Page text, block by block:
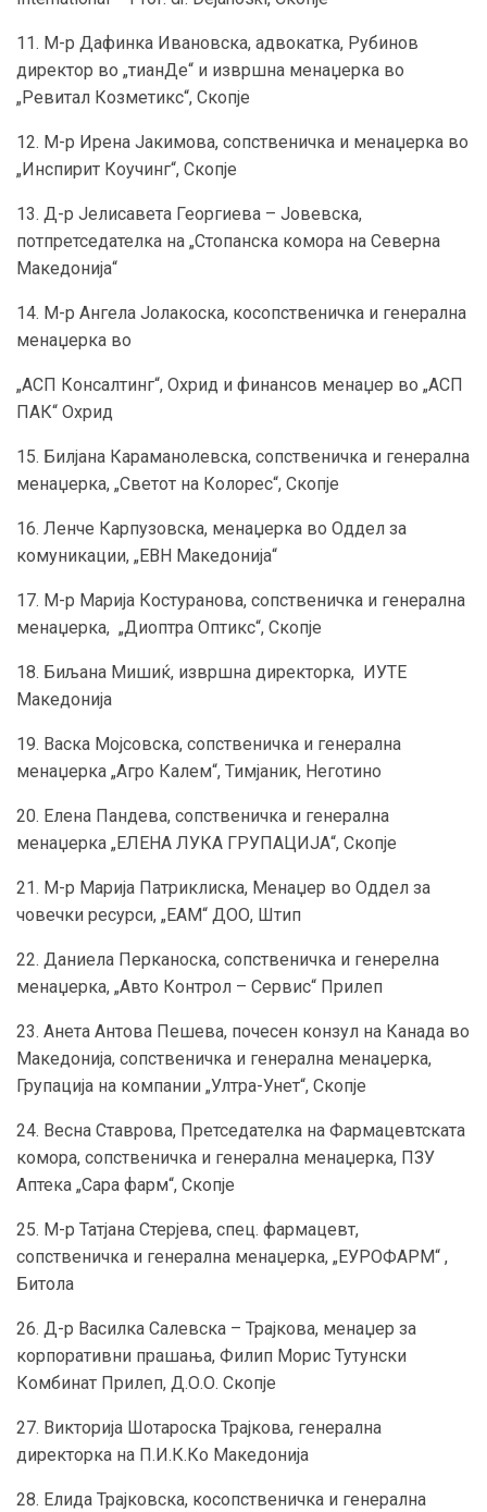
11. М-р Дафинка Ивановска, адвокатка, Рубинов
директор во „тианДе“ и извршна менаџерка во
„Ревитал Козметикс“, Скопје
12. М-р Ирена Јакимова, сопственичка и менаџерка во
„Инспирит Коучинг“, Скопје
13. Д-р Јелисавета Георгиева – Јовевска,
потпретседателка на „Стопанска комора на Северна
Македонија“
14. М-р Ангела Јолакоска, косопственичка и генерална
менаџерка во
„АСП Консалтинг“, Охрид и финансов менаџер во „АСП
ПАК“ Охрид
15. Билјана Караманолевска, сопственичка и генерална
менаџерка, „Светот на Колорес“, Скопје
16. Ленче Карпузовска, менаџерка во Оддел за
комуникации, „ЕВН Македонија“
17. М-р Марија Костуранова, сопственичка и генерална
менаџерка, „Диоптра Оптикс“, Скопје
18. Биљана Мишиќ, извршна директорка, ИУТЕ
Македонија
19. Васка Мојсовска, сопственичка и генерална
менаџерка „Агро Калем“, Тимјаник, Неготино
20. Елена Пандева, сопственичка и генерална
менаџерка „ЕЛЕНА ЛУКА ГРУПAЦИЈА“, Скопје
21. М-р Марија Патриклиска, Менаџер во Оддел за
човечки ресурси, „ЕАМ“ ДОО, Штип
22. Даниела Перканоска, сопственичка и генерелна
менаџерка, „Авто Контрол – Сервис“ Прилеп
23. Анета Антова Пешева, почесен конзул на Канада во
Македонија, сопственичка и генерална менаџерка,
Групација на компании „Ултра-Унет“, Скопје
24. Весна Ставрова, Претседателка на Фармацевтската
комора, сопственичка и генерална менаџерка, ПЗУ
Аптека „Сара фарм“, Скопје
25. М-р Татјана Стерјева, спец. фармацевт,
сопственичка и генерална менаџерка, „ЕУРОФАРМ“ ,
Битола
26. Д-р Василка Салевска – Трајкова, менаџер за
корпоративни прашања, Филип Морис Тутунски
Комбинат Прилеп, Д.О.О. Скопје
27. Викторија Шотароска Трајкова, генерална
директорка на П.И.К.Ко Македонија
28. Елида Трајковска, косопственичка и генерална